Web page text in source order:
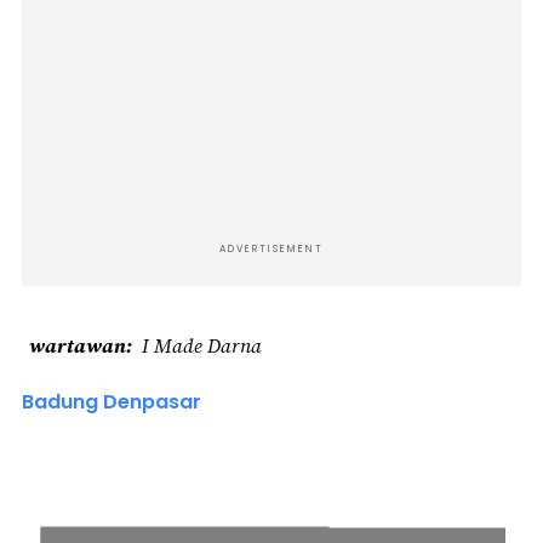
ADVERTISEMENT
wartawan I Made Darna
Badung Denpasar